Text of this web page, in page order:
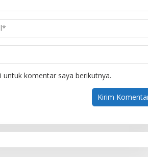
komentar saya berikutnya.